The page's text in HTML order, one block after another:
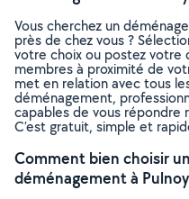
Vous cherchez un
près de chez vous ?
votre choix ou postez votre
membres à proximité de
met en relation avec tous
déménagement,
capables de vous répondre
C’est gratuit, simple et
Comment bien choisir
déménagement à